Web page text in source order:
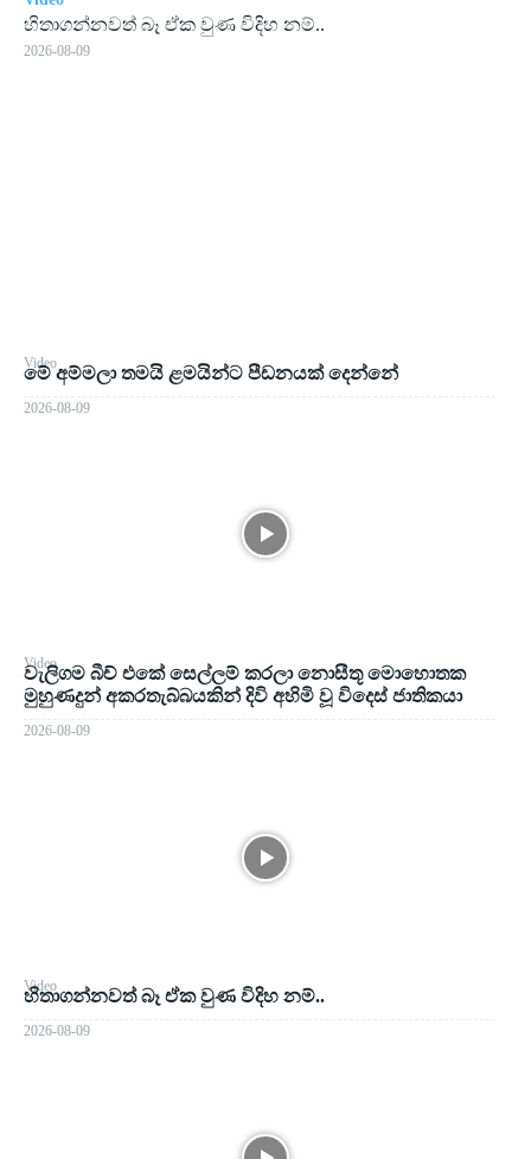
Video
මේ අම්මලා තමයි ළමයින්ට පීඩනයක් දෙන්නේ
2026-08-09
Video
වැලිගම බීච් එකේ සෙල්ලම් කරලා නොසීතූ මොහොතක
මුහුණදුන් අකරතැබ්බයකින් දිවි අහිමි වූ විදෙස් ජාතිකයා
2026-08-09
Video
හිතාගන්නවත් බෑ ඒක වුණ විදිහ නම්..
2026-08-09
හිතාගන්නවත් බෑ ඒක වුණ විදිහ නම්..
2026-08-09